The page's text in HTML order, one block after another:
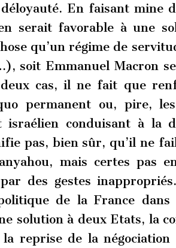
En faisant mine
serait favorable à une
qu’un régime de
soit Emmanuel Macron
cas, il ne fait que
permanent ou, pire,
israélien conduisant à la
pas, bien sûr, qu’il ne
mais certes pas
des gestes
de la France dans
solution à deux Etats, la
la reprise de la